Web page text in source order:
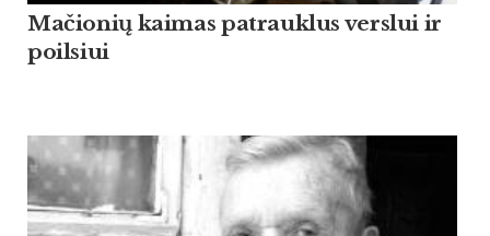
Mačionių kaimas patrauklus verslui ir
poilsiui